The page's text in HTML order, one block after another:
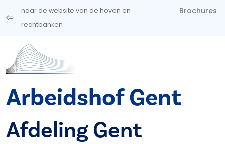
Overslaan en naar de inhoud gaan
naar de website van de hoven en
rechtbanken
Brochures
Arbeidshof Gent
Afdeling Gent